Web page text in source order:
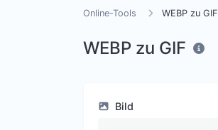
Online-Tools WEBP zu GIF
WEBP zu GIF
Bild